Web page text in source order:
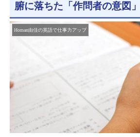
腑に落ちた「作問者の意図」
Homan由佳の英語で仕事力アップ